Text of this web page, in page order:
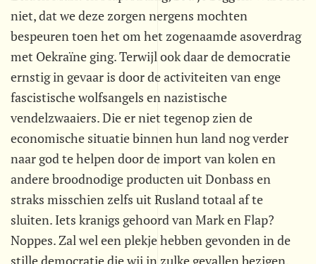
niet, dat we deze zorgen nergens mochten
bespeuren toen het om het zogenaamde asoverdrag
met Oekraïne ging. Terwijl ook daar de democratie
ernstig in gevaar is door de activiteiten van enge
fascistische wolfsangels en nazistische
vendelzwaaiers. Die er niet tegenop zien de
economische situatie binnen hun land nog verder
naar god te helpen door de import van kolen en
andere broodnodige producten uit Donbass en
straks misschien zelfs uit Rusland totaal af te
sluiten. Iets kranigs gehoord van Mark en Flap?
Noppes. Zal wel een plekje hebben gevonden in de
stille democratie die wij in zulke gevallen bezigen.